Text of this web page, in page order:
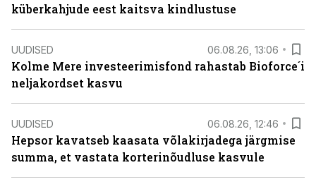
küberkahjude eest kaitsva kindlustuse
UUDISED 06.08.26, 13:06
Kolme Mere investeerimisfond rahastab Bioforce´i
neljakordset kasvu
UUDISED 06.08.26, 12:46
Hepsor kavatseb kaasata võlakirjadega järgmise
summa, et vastata korterinõudluse kasvule